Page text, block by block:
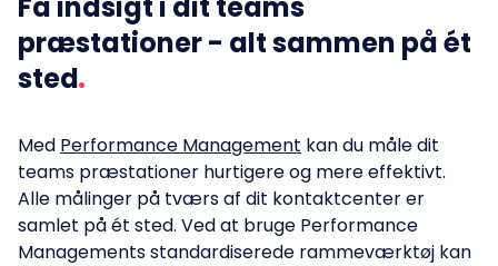
præstationer - alt sammen på ét
sted
Med Performance Management kan du måle dit
teams præstationer hurtigere og mere effektivt.
Alle målinger på tværs af dit kontaktcenter er
samlet på ét sted. Ved at bruge Performance
Managements standardiserede rammeværktøj kan